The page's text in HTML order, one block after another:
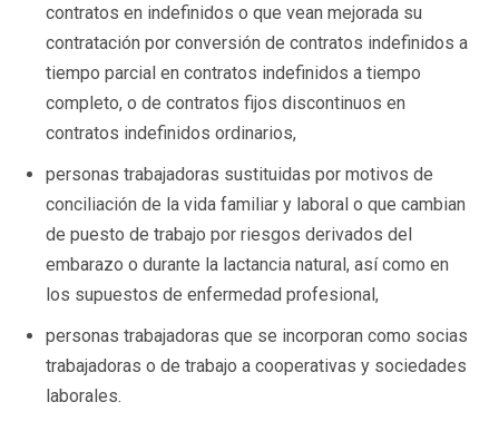
contratos en indefinidos o que vean mejorada su
contratación por conversión de contratos indefinidos a
tiempo parcial en contratos indefinidos a tiempo
completo, o de contratos fijos discontinuos en
contratos indefinidos ordinarios,
personas trabajadoras sustituidas por motivos de
conciliación de la vida familiar y laboral o que cambian
de puesto de trabajo por riesgos derivados del
embarazo o durante la lactancia natural, así como en
los supuestos de enfermedad profesional,
personas trabajadoras que se incorporan como socias
trabajadoras o de trabajo a cooperativas y sociedades
laborales.